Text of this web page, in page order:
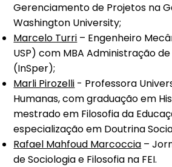
Gerenciamento de Projetos na
Washington University;
Marcelo Turri – Engenheiro
USP) com MBA Administração
(InSper);
Marli Pirozelli - Professora
Humanas, com graduação em
mestrado em Filosofia da
especialização em Doutrina
Rafael Mahfoud Marcoccia –
de Sociologia e Filosofia na FEI.